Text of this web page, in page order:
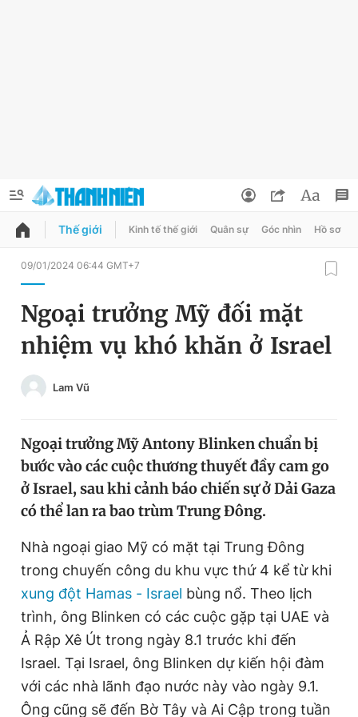
QUẢNG CÁO
Chuyên mục
Chuyên mục khác
Tin thị trường Tin 360
Video Magazine
Sản phẩm khác
Tiện ích Bạn cần biết
Thông tin tòa soạn Liên hệ quảng cáo
Đổi mật khẩu
Tin đã lưu
Tin đã xem
Đăng xuất
Thế giới Kinh tế thế giới Quân sự Góc nhìn Hồ sơ
09/01/2024 06:44 GMT+7
Ngoại trưởng Mỹ đối mặt
nhiệm vụ khó khăn ở Israel
Lam Vũ
Ngoại trưởng Mỹ Antony Blinken chuẩn bị
bước vào các cuộc thương thuyết đầy cam go
ở Israel, sau khi cảnh báo chiến sự ở Dải Gaza
có thể lan ra bao trùm Trung Đông.
Nhà ngoại giao Mỹ có mặt tại Trung Đông
trong chuyến công du khu vực thứ 4 kể từ khi
xung đột Hamas - Israel bùng nổ. Theo lịch
trình, ông Blinken có các cuộc gặp tại UAE và
Ả Rập Xê Út trong ngày 8.1 trước khi đến
Israel. Tại Israel, ông Blinken dự kiến hội đàm
với các nhà lãnh đạo nước này vào ngày 9.1.
Ông cũng sẽ đến Bờ Tây và Ai Cập trong tuần